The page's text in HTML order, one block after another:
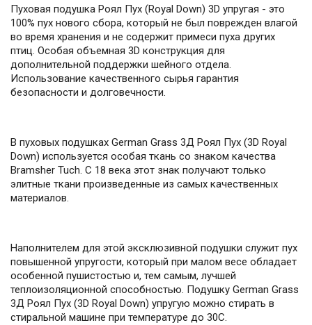
Пуховая подушка Роял Пух (Royal Down) 3D упругая - это
100% пух нового сбора, который не был поврежден влагой
во время хранения и не содержит примеси пуха других
птиц. Особая объемная 3D конструкция для
дополнительной поддержки шейного отдела.
Использование качественного сырья гарантия
безопасности и долговечности.
В пуховых подушках German Grass 3Д Роял Пух (3D Royal
Down) используется особая ткань со знаком качества
Bramsher Tuch. С 18 века этот знак получают только
элитные ткани произведенные из самых качественных
материалов.
Наполнителем для этой эксклюзивной подушки служит пух
повышенной упругости, который при малом весе обладает
особенной пушистостью и, тем самым, лучшей
теплоизоляционной способностью. Подушку German Grass
3Д Роял Пух (3D Royal Down) упругую можно стирать в
стиральной машине при температуре до 30С.